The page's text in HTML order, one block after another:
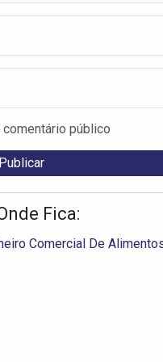
público
Fica:
Comercial De